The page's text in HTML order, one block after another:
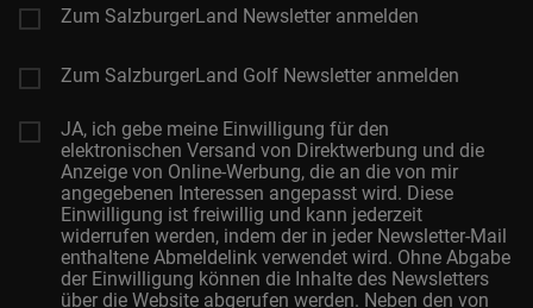
Zum SalzburgerLand Newsletter anmelden
Zum SalzburgerLand Golf Newsletter anmelden
JA, ich gebe meine Einwilligung für den
elektronischen Versand von Direktwerbung und die
Anzeige von Online-Werbung, die an die von mir
angegebenen Interessen angepasst wird. Diese
Einwilligung ist freiwillig und kann jederzeit
widerrufen werden, indem der in jeder Newsletter-Mail
enthaltene Abmeldelink verwendet wird. Ohne Abgabe
der Einwilligung können die Inhalte des Newsletters
über die Website abgerufen werden. Neben den von